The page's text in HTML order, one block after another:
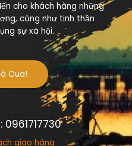
cho khách hàng những
cũng như tinh thần
sự xã hội.
Cua!
giao hàng